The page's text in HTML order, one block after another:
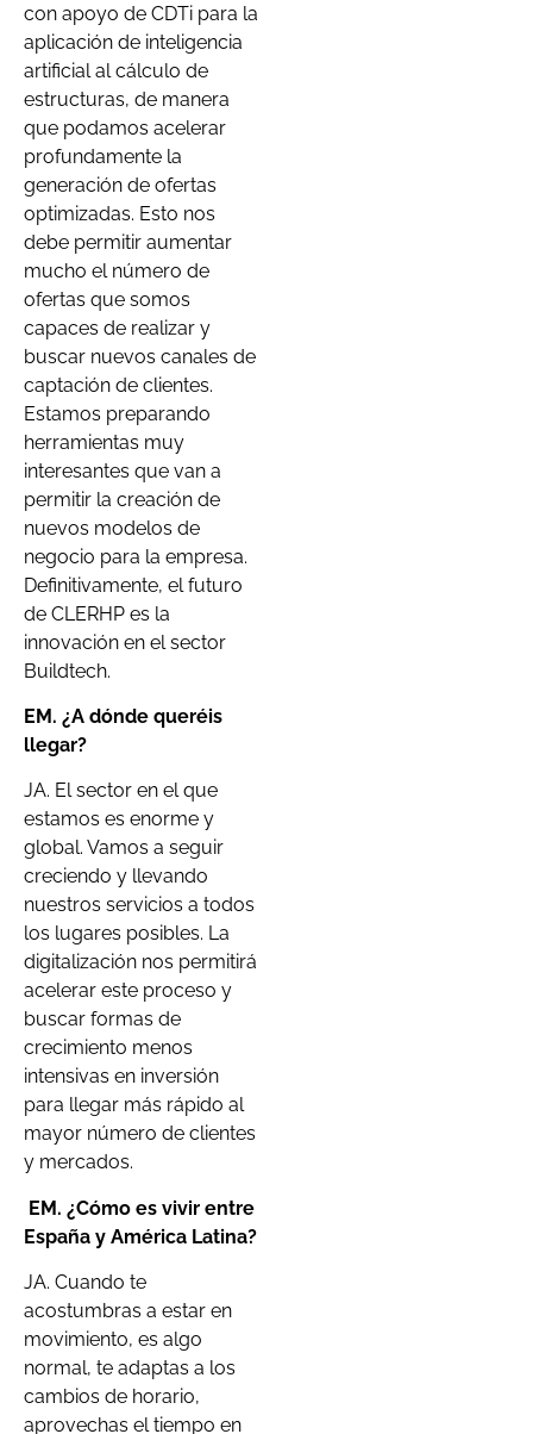
con apoyo de CDTi para la
aplicación de inteligencia
artificial al cálculo de
estructuras, de manera
que podamos acelerar
profundamente la
generación de ofertas
optimizadas. Esto nos
debe permitir aumentar
mucho el número de
ofertas que somos
capaces de realizar y
buscar nuevos canales de
captación de clientes.
Estamos preparando
herramientas muy
interesantes que van a
permitir la creación de
nuevos modelos de
negocio para la empresa.
Definitivamente, el futuro
de CLERHP es la
innovación en el sector
Buildtech.
EM. ¿A dónde queréis
llegar?
JA. El sector en el que
estamos es enorme y
global. Vamos a seguir
creciendo y llevando
nuestros servicios a todos
los lugares posibles. La
digitalización nos permitirá
acelerar este proceso y
buscar formas de
crecimiento menos
intensivas en inversión
para llegar más rápido al
mayor número de clientes
y mercados.
EM. ¿Cómo es vivir entre
España y América Latina?
JA. Cuando te
acostumbras a estar en
movimiento, es algo
normal, te adaptas a los
cambios de horario,
aprovechas el tiempo en